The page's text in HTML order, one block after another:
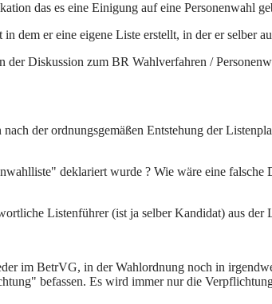
das es eine Einigung auf eine Personenwahl
dem er eine eigene Liste erstellt, in der er selber
Diskussion zum BR Wahlverfahren /
der ordnungsgemäßen Entstehung der
deklariert wurde ? Wie wäre eine falsche
Listenführer (ist ja selber Kandidat) aus der
im BetrVG, in der Wahlordnung noch in
befassen. Es wird immer nur die